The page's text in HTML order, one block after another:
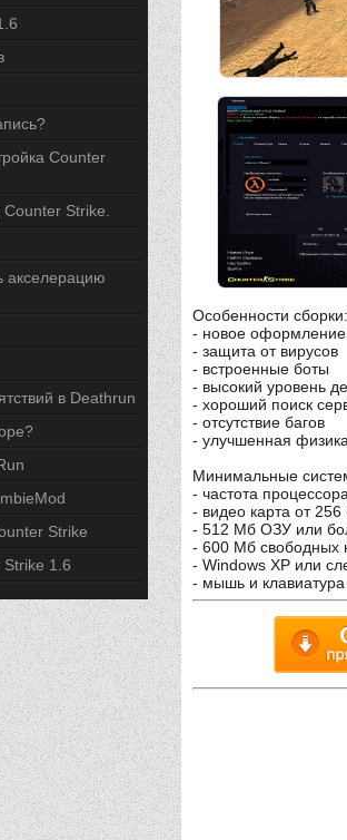
Особенности сборки:
- новое
- защита от вирусов
- встроенные боты
- высокий уровень
- хороший поиск
- отсутствие багов
- улучшенная
Минимальные
- частота
- видео карта от
- 512 Мб ОЗУ или
- 600 Мб свободных
- Windows XP или
- мышь и клавиатура
Counter
Strike.
акселерацию
в Deathrun
Strike
Strike 1.6